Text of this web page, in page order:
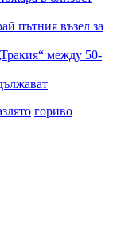
пътния възел за
между 50-
гориво